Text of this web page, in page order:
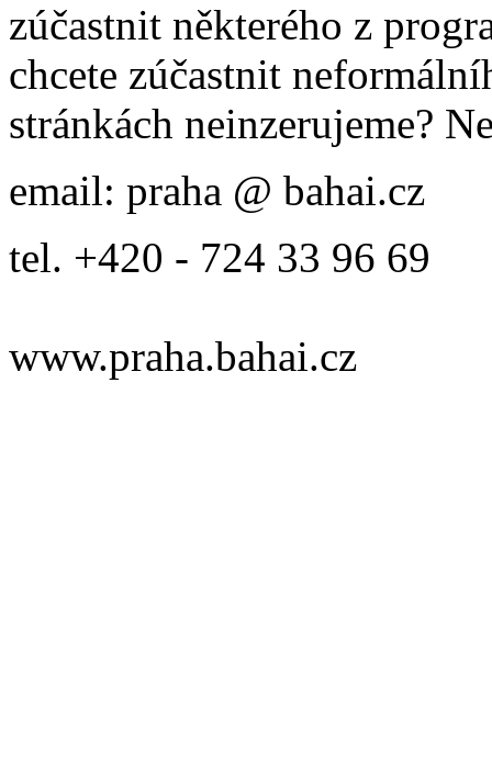
zúčastnit některého z
chcete zúčastnit
stránkách neinzerujeme?
email: praha @ bahai.cz
tel. +420 - 724 33 96 69
www.praha.bahai.cz